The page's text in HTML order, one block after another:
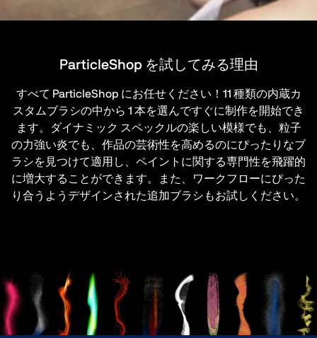
ParticleShop を試してみる理由
すべて ParticleShop にお任せください！11 種類の内蔵カ
スタムブラシの中から 1 本を選んですぐに制作を開始でき
ます。ダイナミック スペックルの楽しい模様でも、粒子
の力強い炎でも、作品の芸術性を高めるのにぴったりなブ
ラシを見つけて適用し、ペイントに関する専門性を飛躍的
に増大することができます。また、ワークフローにぴった
り合うようデザインされた追加ブラシもお試しください。